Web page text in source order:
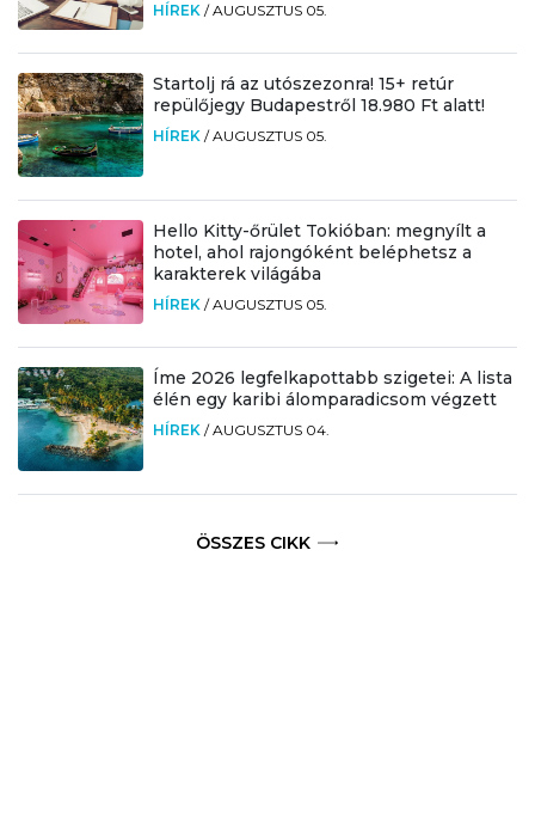
HÍREK /AUGUSZTUS 05.
Startolj rá az utószezonra! 15+ retúr
repülőjegy Budapestről 18.980 Ft alatt!
HÍREK /AUGUSZTUS 05.
Hello Kitty-őrület Tokióban: megnyílt a
hotel, ahol rajongóként beléphetsz a
karakterek világába
HÍREK /AUGUSZTUS 05.
Íme 2026 legfelkapottabb szigetei: A lista
élén egy karibi álomparadicsom végzett
HÍREK /AUGUSZTUS 04.
ÖSSZES CIKK